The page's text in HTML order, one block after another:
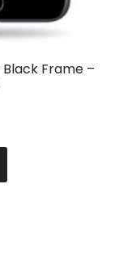
Frame –